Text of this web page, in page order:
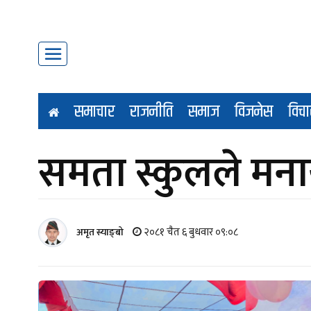
समाचार राजनीति समाज विजनेस
समता स्कुलले
अमृत स्याङ्बो २०८१ चैत ६ बुधवार ०९:०८